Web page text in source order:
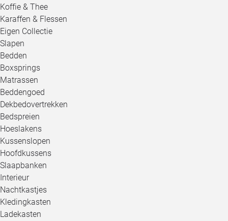
Koffie & Thee
Karaffen & Flessen
Eigen Collectie
Slapen
Bedden
Boxsprings
Matrassen
Beddengoed
Dekbedovertrekken
Bedspreien
Hoeslakens
Kussenslopen
Hoofdkussens
Slaapbanken
Interieur
Nachtkastjes
Kledingkasten
Ladekasten